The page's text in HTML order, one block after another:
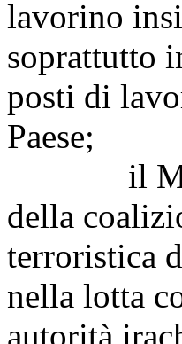
lavorino
soprattutto
posti di
Paese;
il
della
terroristica
nella lotta
autorità